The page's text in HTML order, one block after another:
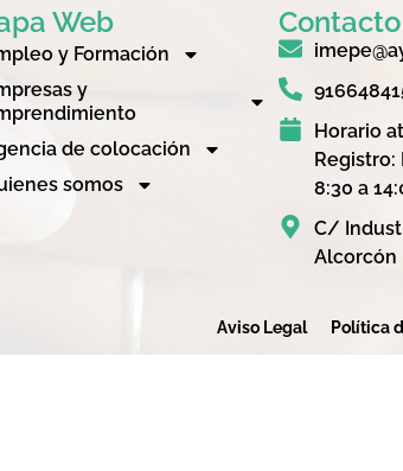
Web
y Formación
y
de colocación
somos
Contacto
Horario
Registro:
8:30 a
C/
Alcorcón
Aviso Legal
Política